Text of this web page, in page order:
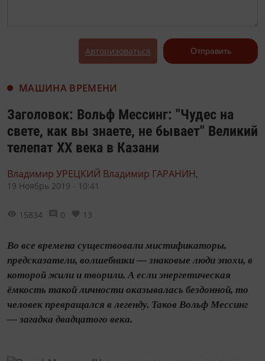
Авторизоваться Отправить
МАШИНА ВРЕМЕНИ
Заголовок: Вольф Мессинг: "Чудес на
свете, как вы знаете, не бывает" Великий
телепат ХХ века в Казани
Владимир УРЕЦКИЙ Владимир ГАРАНИН,
19 Ноябрь 2019 - 10:41
15834 0 13
Во все времена существовали мистификаторы,
предсказатели, волшебники — знаковые люди эпохи, в
которой жили и творили. А если энергетическая
ёмкость такой личности оказывалась бездонной, то
человек превращался в легенду. Таков Вольф Мессинг
— загадка двадцатого века.